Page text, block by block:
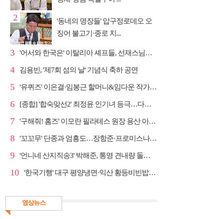
2
'동네의 명장들' 압구정로데오 오
징어 불고기·종로 치...
3 '어서와 한국은' 이탈리아 셰프들, 선재스님→라연 차도...
4 김용빈, '제7회 섬의 날' 기념식 축하 공연
5 '유퀴즈' 이은결·임봉근 할머니&임다운 작가·이승철, '...
6 [종합] '합숙맞선2' 최정윤 인기녀 등극…다음주 마지막...
7 '구해줘! 홈즈' 이모란 필라테스 원장 용산 아파트 방...
8 '꼬꼬무' 단종과 엄흥도…장항준·프로미스나인 이채영·...
9 '언니네 산지직송3' 박해준, 통영 견내량 돌미역 조업 ...
10 '한국기행' 대구 평양냉면·익산 황등비빈밥, 백년 식당...
영상뉴스